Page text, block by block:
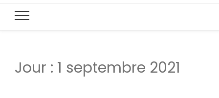
Jour : 1 septembre 2021